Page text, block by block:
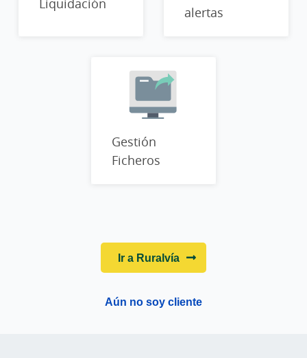
alertas
Gestión
Ficheros
Ir a Ruralvía
Aún no soy cliente